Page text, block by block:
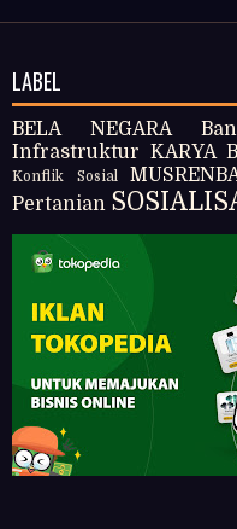
LABEL
BELA NEGARA
Infrastruktur KARYA
Konflik Sosial
Pertanian